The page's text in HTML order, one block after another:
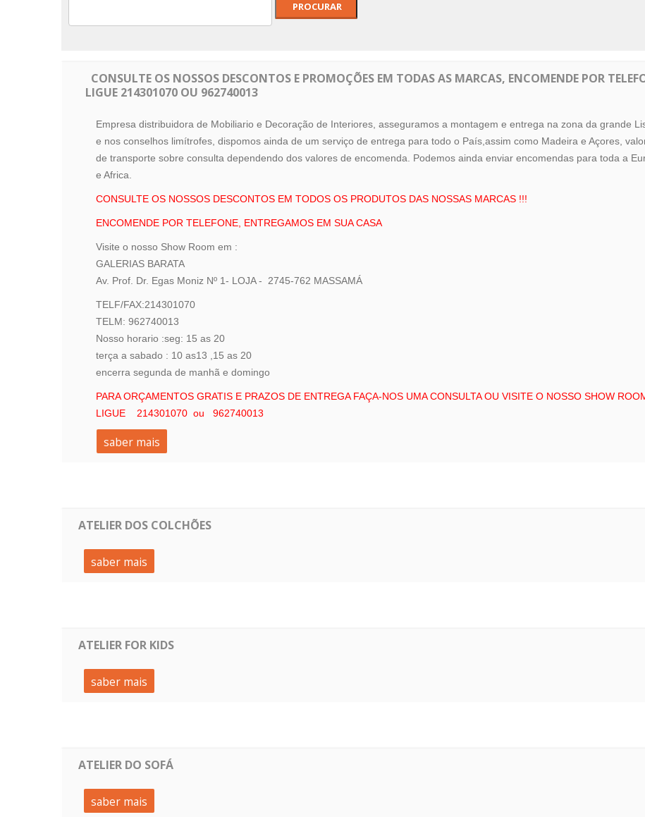
CONSULTE OS NOSSOS DESCONTOS E PROMOÇÕES EM TODAS AS MARCAS, ENCOMENDE POR
LIGUE 214301070 OU 962740013
Empresa distribuidora de Mobiliario e Decoração de Interiores, asseguramos a montagem e entrega na zona da grande
e nos conselhos limítrofes, dispomos ainda de um serviço de entrega para todo o País,assim como Madeira e Açores,
de transporte sobre consulta dependendo dos valores de encomenda. Podemos ainda enviar encomendas para toda a
e Africa.
CONSULTE OS NOSSOS DESCONTOS EM TODOS OS PRODUTOS DAS NOSSAS MARCAS !!!
ENCOMENDE POR TELEFONE, ENTREGAMOS EM SUA CASA
Visite o nosso Show Room em :
GALERIAS BARATA
Av. Prof. Dr. Egas Moniz Nº 1- LOJA - 2745-762 MASSAMÁ
TELF/FAX:214301070
TELM: 962740013
Nosso horario :seg: 15 as 20
terça a sabado : 10 as13 ,15 as 20
encerra segunda de manhã e domingo
PARA ORÇAMENTOS GRATIS E PRAZOS DE ENTREGA FAÇA-NOS UMA CONSULTA OU VISITE O NOSSO SHOW
LIGUE 214301070 ou 962740013
saber mais
ATELIER DOS COLCHÕES
saber mais
ATELIER FOR KIDS
saber mais
ATELIER DO SOFÁ
saber mais